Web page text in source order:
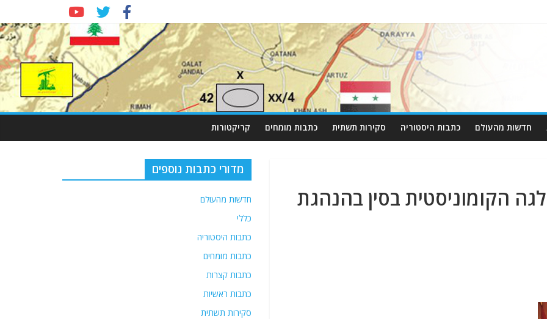
חדשות מהעולם כתבות היסטוריה סקירות תשתית כתבות מומחים קריקטורות
הקומוניסטית בסין בהנהגת
מדורי כתבות נוספים
חדשות מהעולם
כללי
כתבות היסטוריה
כתבות מומחים
כתבות קצרות
כתבות ראשיות
סקירות תשתית